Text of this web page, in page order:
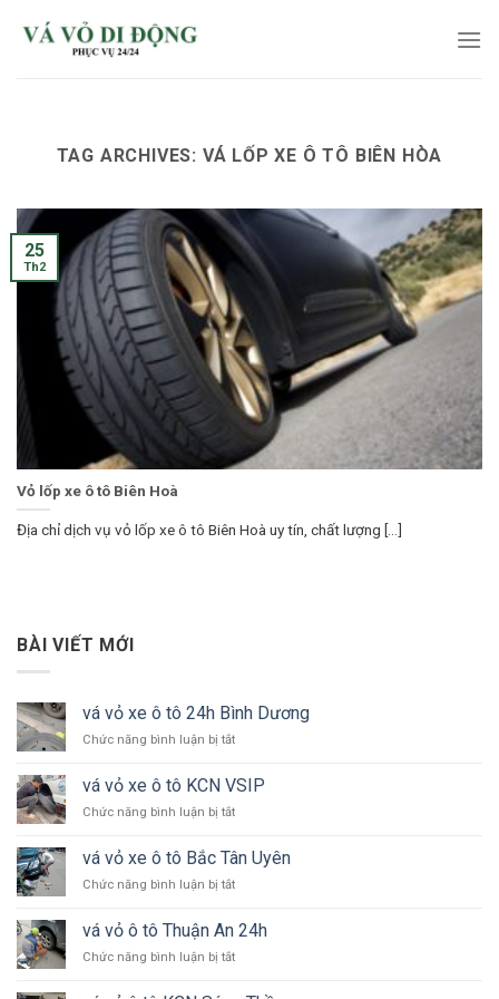
TAG ARCHIVES: VÁ LỐP XE Ô TÔ BIÊN HÒA
Vỏ lốp xe ô tô Biên Hoà
Địa chỉ dịch vụ vỏ lốp xe ô tô Biên Hoà uy tín, chất lượng [...]
25
Th2
BÀI VIẾT MỚI
vá vỏ xe ô tô 24h Bình Dương
Chức năng bình luận bị tắtở
vỏ
xe
ô
24h
Dương
vá vỏ xe ô tô KCN VSIP
Chức năng bình luận bị tắtở
vỏ
xe
ô
KCN
vá vỏ xe ô tô Bắc Tân Uyên
Chức năng bình luận bị tắtở
vỏ
xe
ô
vá vỏ ô tô Thuận An 24h
Chức năng bình luận bị tắtở